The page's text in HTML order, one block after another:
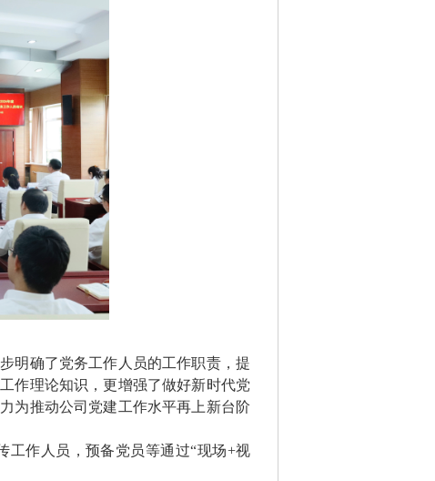
明确了党务工作人员的工作职责，提
作理论知识，更增强了做好新时代党
为推动公司党建工作水平再上新台阶
工作人员，预备党员等通过“现场+视